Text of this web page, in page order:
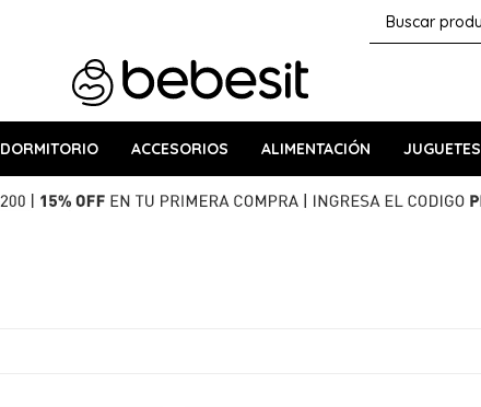
DORMITORIO ACCESORIOS ALIMENTACIÓN JUGUETES